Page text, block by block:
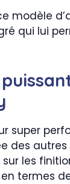
modèle
qui lui
super
des
les
termes